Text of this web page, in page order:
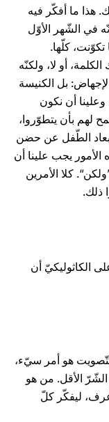
هذا ما أفكّر فيه
في الشّهر الأوّل
كلّها.
أو لا، ولكنّه
بل الكنيسة
أن نكون
لهم بأن يتطوّروا،
الطّفل عن حضن
يجب علينا أن
كلا الأمرين
ذلك.
الكاثوليكيّ أن
هو أمر سيّء،
الأقل. من هو
ليفكّر كلّ